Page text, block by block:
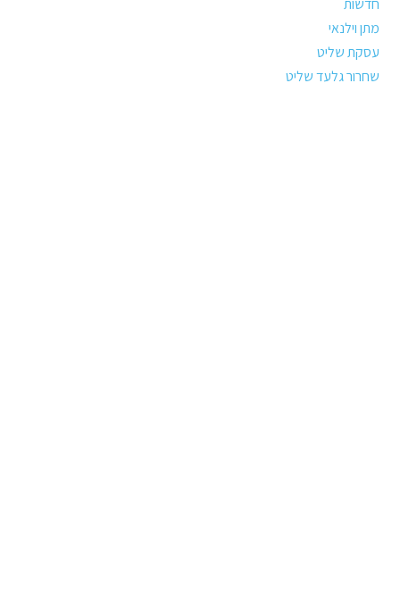
חדשות
מתן וילנאי
עסקת שליט
שחרור גלעד שליט